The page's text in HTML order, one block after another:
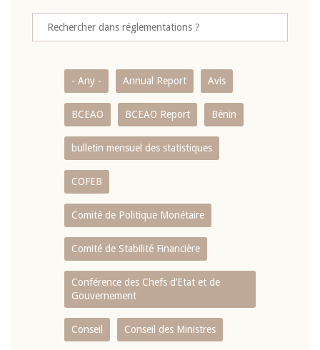
- Any - Annual Report Avis
BCEAO BCEAO Report Bénin
bulletin mensuel des statistiques
COFEB
Comité de Politique Monétaire
Comité de Stabilité Financière
Conférence des Chefs d’Etat et de
Gouvernement
Conseil Conseil des Ministres